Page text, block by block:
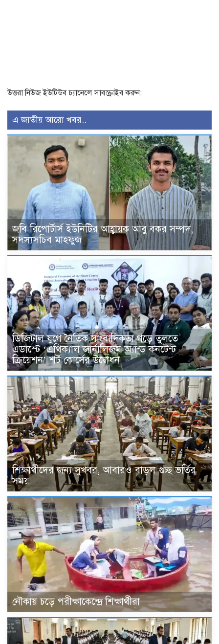
উত্তরা নিউজ ইউটিউব চ্যানেলে সাবস্ক্রাইব করুন:
এ জাতীয় আরো খবর..
জবি রিপোর্টার্স ইউনিটির আহ্বায়ক আবু বকর সম্পদ,
সদস্যসচিব মাহফুজ
ডিজিটাল যুগে নৈতিক সাংবাদিকতা গড়ে তুলতে
এডাস্টে ‘এথিক্যাল জার্নালিজম অ্যান্ড কনটেন্ট
ক্রিয়েশন’ শর্ট কোর্সের উদ্বোধন
শিক্ষার্থীদের জন্য সুখবর, আবারও বাড়ল গুচ্ছ ভর্তির
সময়
নৌকায় চড়ে পরীক্ষাকেন্দ্রে শিক্ষার্থীরা